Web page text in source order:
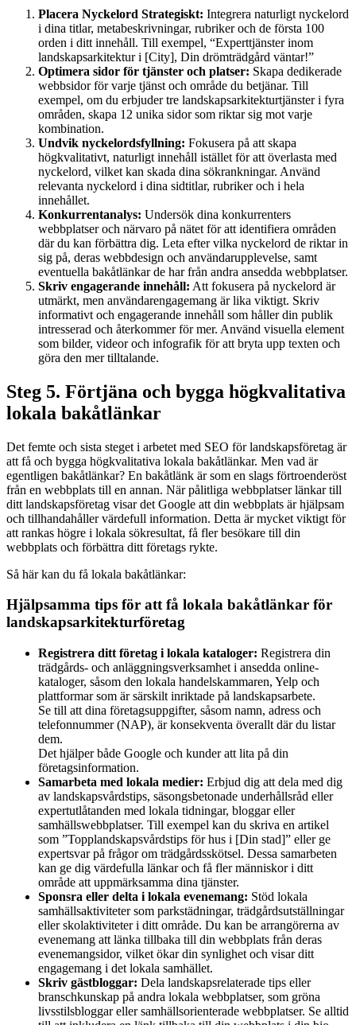
Placera Nyckelord Strategiskt: Integrera naturligt nyckelord
i dina titlar, metabeskrivningar, rubriker och de första 100
orden i ditt innehåll. Till exempel, “Experttjänster inom
landskapsarkitektur i [City], Din drömträdgård väntar!”
Optimera sidor för tjänster och platser: Skapa dedikerade
webbsidor för varje tjänst och område du betjänar. Till
exempel, om du erbjuder tre landskapsarkitekturtjänster i fyra
områden, skapa 12 unika sidor som riktar sig mot varje
kombination.
Undvik nyckelordsfyllning: Fokusera på att skapa
högkvalitativt, naturligt innehåll istället för att överlasta med
nyckelord, vilket kan skada dina sökrankningar. Använd
relevanta nyckelord i dina sidtitlar, rubriker och i hela
innehållet.
Konkurrentanalys: Undersök dina konkurrenters
webbplatser och närvaro på nätet för att identifiera områden
där du kan förbättra dig. Leta efter vilka nyckelord de riktar in
sig på, deras webbdesign och användarupplevelse, samt
eventuella bakåtlänkar de har från andra ansedda webbplatser.
Skriv engagerande innehåll: Att fokusera på nyckelord är
utmärkt, men användarengagemang är lika viktigt. Skriv
informativt och engagerande innehåll som håller din publik
intresserad och återkommer för mer. Använd visuella element
som bilder, videor och infografik för att bryta upp texten och
göra den mer tilltalande.
Steg 5. Förtjäna och bygga högkvalitativa
lokala bakåtlänkar
Det femte och sista steget i arbetet med SEO för landskapsföretag är
att få och bygga högkvalitativa lokala bakåtlänkar. Men vad är
egentligen bakåtlänkar? En bakåtlänk är som en slags förtroenderöst
från en webbplats till en annan. När pålitliga webbplatser länkar till
ditt landskapsföretag visar det Google att din webbplats är hjälpsam
och tillhandahåller värdefull information. Detta är mycket viktigt för
att rankas högre i lokala sökresultat, få fler besökare till din
webbplats och förbättra ditt företags rykte.
Så här kan du få lokala bakåtlänkar:
Hjälpsamma tips för att få lokala bakåtlänkar för
landskapsarkitekturföretag
Registrera ditt företag i lokala kataloger: Registrera din
trädgårds- och anläggningsverksamhet i ansedda online-
kataloger, såsom den lokala handelskammaren, Yelp och
plattformar som är särskilt inriktade på landskapsarbete.
Se till att dina företagsuppgifter, såsom namn, adress och
telefonnummer (NAP), är konsekventa överallt där du listar
dem.
Det hjälper både Google och kunder att lita på din
företagsinformation.
Samarbeta med lokala medier: Erbjud dig att dela med dig
av landskapsvårdstips, säsongsbetonade underhållsråd eller
expertutlåtanden med lokala tidningar, bloggar eller
samhällswebbplatser. Till exempel kan du skriva en artikel
som ”Topplandskapsvårdstips för hus i [Din stad]” eller ge
expertsvar på frågor om trädgårdsskötsel. Dessa samarbeten
kan ge dig värdefulla länkar och få fler människor i ditt
område att uppmärksamma dina tjänster.
Sponsra eller delta i lokala evenemang: Stöd lokala
samhällsaktiviteter som parkstädningar, trädgårdsutställningar
eller skolaktiviteter i ditt område. Du kan be arrangörerna av
evenemang att länka tillbaka till din webbplats från deras
evenemangsidor, vilket ökar din synlighet och visar ditt
engagemang i det lokala samhället.
Skriv gästbloggar: Dela landskapsrelaterade tips eller
branschkunskap på andra lokala webbplatser, som gröna
livsstilsbloggar eller samhällsorienterade webbplatser. Se alltid